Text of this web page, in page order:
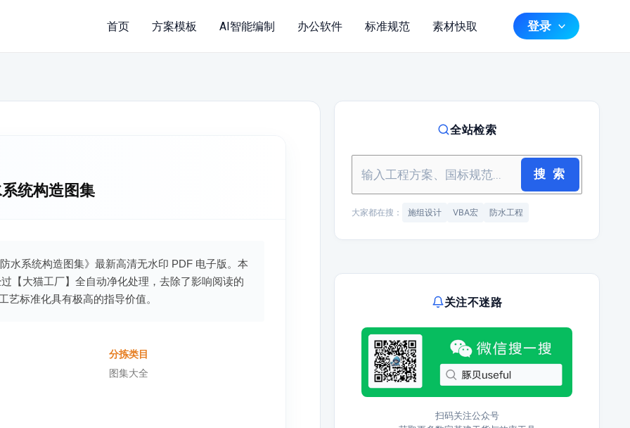
首页 方案模板 AI智能编制 办公软件 标准规范 素材快取 登录
统构造图集
水系统构造图集》最新高清无水印 PDF 电子版。本
【大猫工厂】全自动净化处理，去除了影响阅读的
艺标准化具有极高的指导价值。
分拣类目
图集大全
全站检索
搜 索
大家都在搜： 施组设计 VBA宏 防水工程
关注不迷路
扫码关注公众号